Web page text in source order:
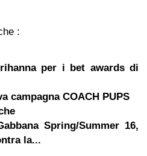
:
per i bet awards di
Spring/Summer 16,
la...